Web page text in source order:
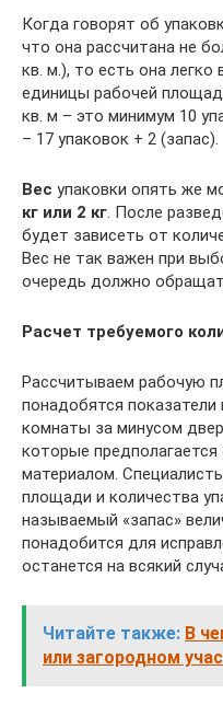
Когда говорят об
что она рассчитана не
кв. м.), то есть она
единицы рабочей
кв. м – это минимум 10
– 17 упаковок + 2 (запас).
Вес упаковки опять же
кг или 2 кг. После
будет зависеть от
Вес не так важен при
очередь должно
Расчет требуемого
Рассчитываем рабочую
понадобятся
комнаты за минусом
которые
материалом.
площади и количества
называемый «запас»
понадобится для
останется на всякий
Читайте также: В
или загородном